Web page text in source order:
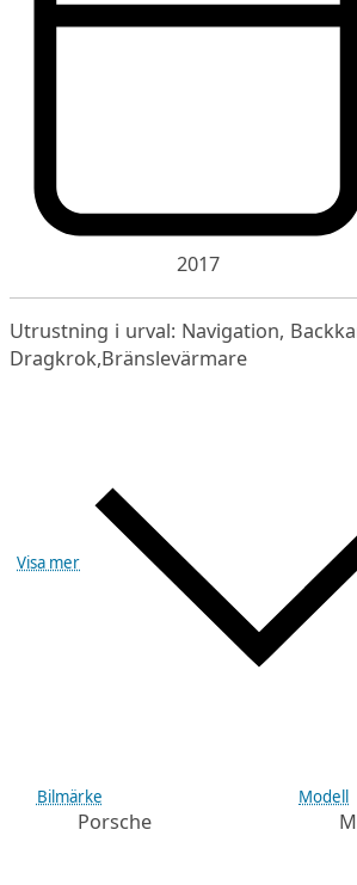
2017
Utrustning i urval: Navigation,
Dragkrok,Bränslevärmare
Visa mer
Bilmärke
Porsche
Modell